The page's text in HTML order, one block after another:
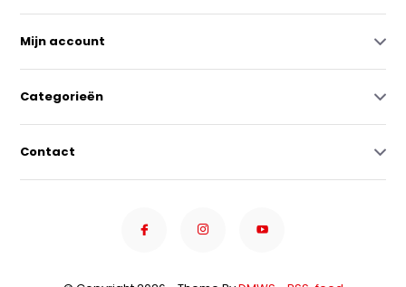
Mijn account
Categorieën
Contact